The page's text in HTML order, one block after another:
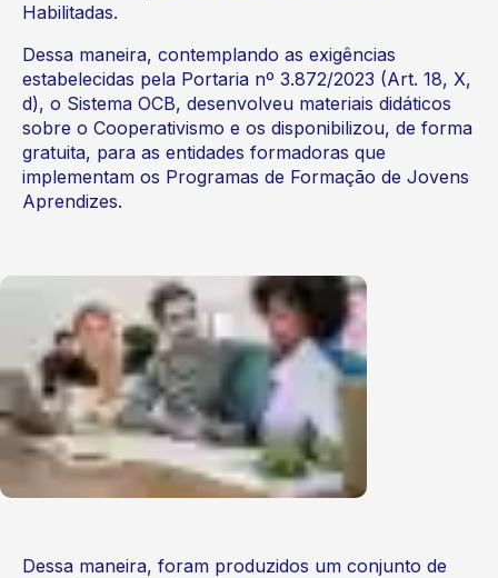
Habilitadas.
Dessa maneira, contemplando as exigências
estabelecidas pela Portaria nº 3.872/2023 (Art. 18, X,
d), o Sistema OCB, desenvolveu materiais didáticos
sobre o Cooperativismo e os disponibilizou, de forma
gratuita, para as entidades formadoras que
implementam os Programas de Formação de Jovens
Aprendizes.
Dessa maneira, foram produzidos um conjunto de